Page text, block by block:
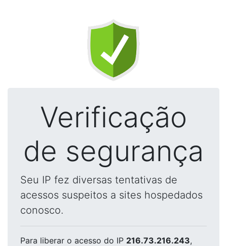
Verificação
de segurança
Seu IP fez diversas tentativas de
acessos suspeitos a sites hospedados
conosco.
Para liberar o acesso do IP 216.73.216.243,